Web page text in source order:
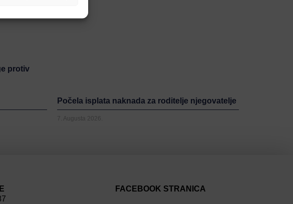
protiv
Počela isplata naknada za roditelje njegovatelje
7. Augusta 2026.
FACEBOOK STRANICA